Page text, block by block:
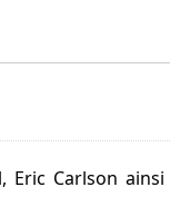
Eric Carlson